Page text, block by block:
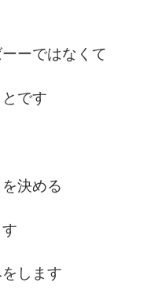
ーではなくて
です
決める
します